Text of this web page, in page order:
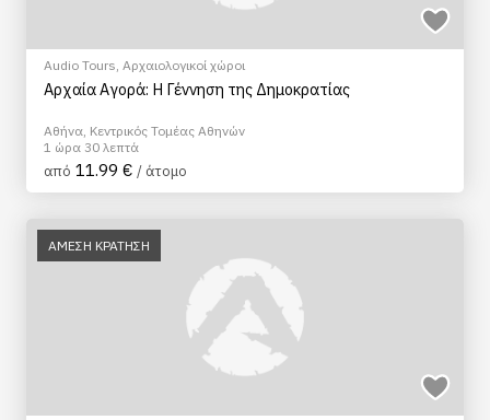
Audio Tours, Αρχαιολογικοί χώροι
Αρχαία Αγορά: Η Γέννηση της Δημοκρατίας
Αθήνα, Κεντρικός Τομέας Αθηνών
1 ώρα 30 λεπτά
από 11.99 € / άτομο
ΑΜΕΣΗ ΚΡΑΤΗΣΗ